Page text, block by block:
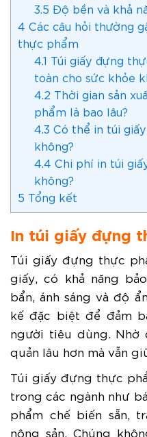
3.5 Độ bền và khả
4 Các câu hỏi thường
thực phẩm
4.1 Túi giấy đựng
toàn cho sức khỏe
4.2 Thời gian sản
phẩm là bao lâu?
4.3 Có thể in túi
không?
4.4 Chi phí in túi
không?
5 Tổng kết
In túi giấy đựng
Túi giấy đựng thực
giấy, có khả năng
bẩn, ánh sáng và độ
kế đặc biệt để đảm
người tiêu dùng. Nhờ
quản lâu hơn mà vẫn
Túi giấy đựng thực
trong các ngành như
phẩm chế biến sẵn,
nông sản. Chúng